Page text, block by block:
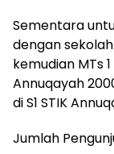
Sementara
dengan sekolah
kemudian MTs
Annuqayah
di S1 STIK
Jumlah